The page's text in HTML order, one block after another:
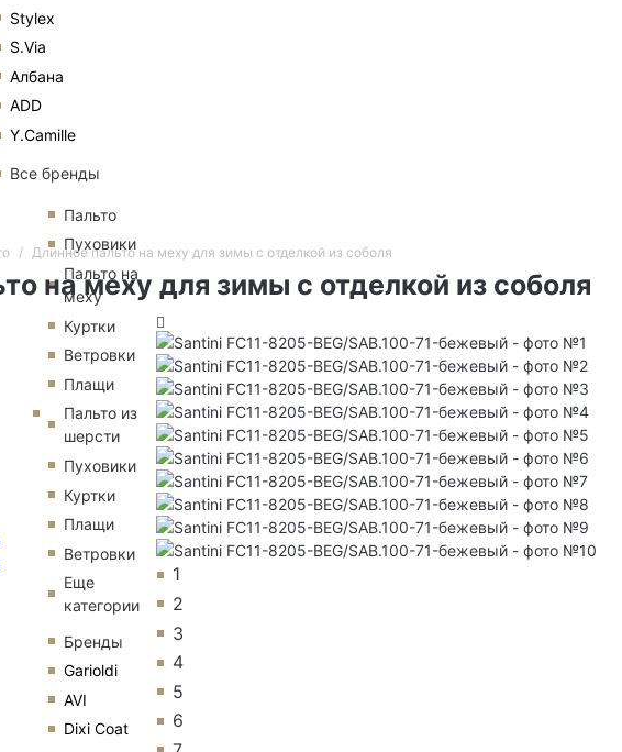
Stylex
S.Via
Албана
ADD
Y.Camille
Все бренды
Пальто
Пуховики
Пальто на
меху
Куртки
Ветровки
Плащи
Пальто из
шерсти
Пуховики
Куртки
Плащи
Ветровки
Еще
категории
Бренды
Garioldi
AVI
Dixi Coat
Длинное пальто на меху для зимы с отделкой из соболя
на меху для зимы с отделкой из соболя
1
2
3
4
5
6